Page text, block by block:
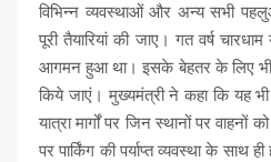
विभिन्न व्यवस्थाओं और अन्य सभी
पूरी तैयारियां की जाए। गत वर्ष
आगमन हुआ था। इसके बेहतर के लिए भी
किये जाएं। मुख्यमंत्री ने कहा कि यह भी
यात्रा मार्गों पर जिन स्थानों पर वाहनों
पर पार्किंग की पर्याप्त व्यवस्था के साथ